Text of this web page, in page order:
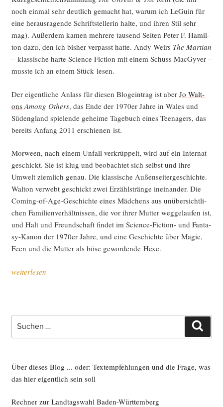
noch ein­mal sehr deut­lich gemacht hat, war­um ich LeGu­in für
eine her­aus­ra­gen­de Schrift­stel­le­rin hal­te, und ihren Stil sehr
mag). Außer­dem kamen meh­re­re tau­send Sei­ten Peter F. Hamil­
ton dazu, den ich bis­her ver­passt hat­te. Andy Weirs The Mar­ti­an
– klas­si­sche har­te Sci­ence Fic­tion mit einem Schuss Mac­Gy­ver –
muss­te ich an einem Stück lesen.
Der eigent­li­che Anlass für die­sen Blog­ein­trag ist aber Jo Walt­
ons Among Others, das Ende der 1970er Jah­re in Wales und
Süd­eng­land spie­len­de gehei­me Tage­buch eines Teen­agers, das
bereits Anfang 2011 erschie­nen ist.
Mor­ween, nach einem Unfall ver­krüp­pelt, wird auf ein Inter­nat
geschickt. Sie ist klug und beob­ach­tet sich selbst und ihre
Umwelt ziem­lich genau. Die klas­si­sche Außen­sei­ter­ge­schich­te.
Walt­on ver­webt geschickt zwei Erzähl­strän­ge inein­an­der. Die
Coming-of-Age-Geschich­te eines Mäd­chens aus unüber­sicht­li­
chen Fami­li­en­ver­hält­nis­sen, die vor ihrer Mut­ter weg­ge­lau­fen ist,
und Halt und Freund­schaft fin­det im Sci­ence-Fic­tion- und Fan­ta­
sy-Kanon der 1970er Jah­re, und eine Geschich­te über Magie,
Feen und die Mut­ter als böse gewor­den­de Hexe.
„Lese­
Others“
und
weiterlesen
Suche
nach:
Über dieses Blog ... oder: Textempfehlungen und die Frage, was
das hier eigentlich sein soll
Rechner zur Landtagswahl Baden-Württemberg